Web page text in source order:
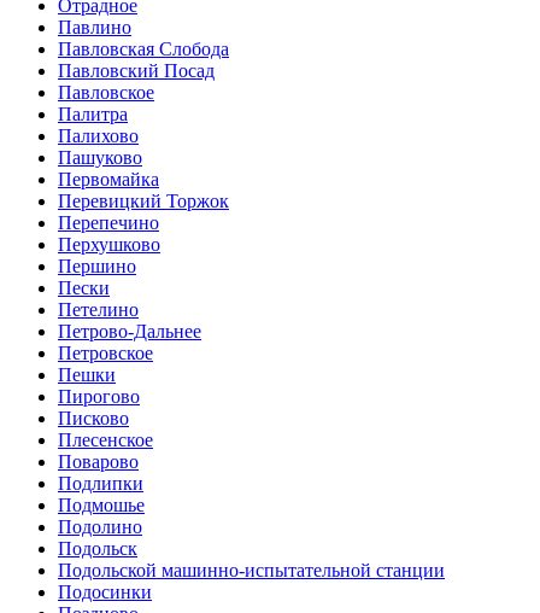
Отрадное
Павлино
Павловская Слобода
Павловский Посад
Павловское
Палитра
Палихово
Пашуково
Первомайка
Перевицкий Торжок
Перепечино
Перхушково
Першино
Пески
Петелино
Петрово-Дальнее
Петровское
Пешки
Пирогово
Писково
Плесенское
Поварово
Подлипки
Подмошье
Подолино
Подольск
Подольской машинно-испытательной станции
Подосинки